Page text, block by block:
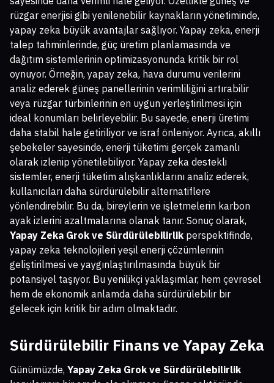
rüzgar enerjisi gibi yenilenebilir kaynakların yönetiminde,
yapay zeka büyük avantajlar sağlıyor. Yapay zeka, enerji
talep tahminlerinde, güç üretim planlamasında ve
dağıtım sistemlerinin optimizasyonunda kritik bir rol
oynuyor. Örneğin, yapay zeka, hava durumu verilerini
analiz ederek güneş panellerinin verimliliğini artırabilir
veya rüzgar türbinlerinin en uygun yerleştirilmesi için
ideal konumları belirleyebilir. Bu sayede, enerji üretimi
daha stabil hale getiriliyor ve israf önleniyor. Ayrıca, akıllı
şebekeler sayesinde, enerji tüketimi gerçek zamanlı
olarak izlenip yönetilebiliyor. Yapay zeka destekli
sistemler, enerji tüketim alışkanlıklarını analiz ederek,
kullanıcıları daha sürdürülebilir alternatiflere
yönlendirebilir. Bu da, bireylerin ve işletmelerin karbon
ayak izlerini azaltmalarına olanak tanır. Sonuç olarak,
Yapay Zeka Grok ve Sürdürülebilirlik perspektifinde,
yapay zeka teknolojileri yeşil enerji çözümlerinin
geliştirilmesi ve yaygınlaştırılmasında büyük bir
potansiyel taşıyor. Bu yenilikçi yaklaşımlar, hem çevresel
hem de ekonomik anlamda daha sürdürülebilir bir
gelecek için kritik bir adım olmaktadır.
Sürdürülebilir Finans ve Yapay Zeka
Günümüzde, Yapay Zeka Grok ve Sürdürülebilirlik